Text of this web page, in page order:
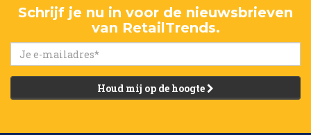
Schrijf je nu in voor de nieuwsbrieven
van RetailTrends.
Houd mij op de hoogte